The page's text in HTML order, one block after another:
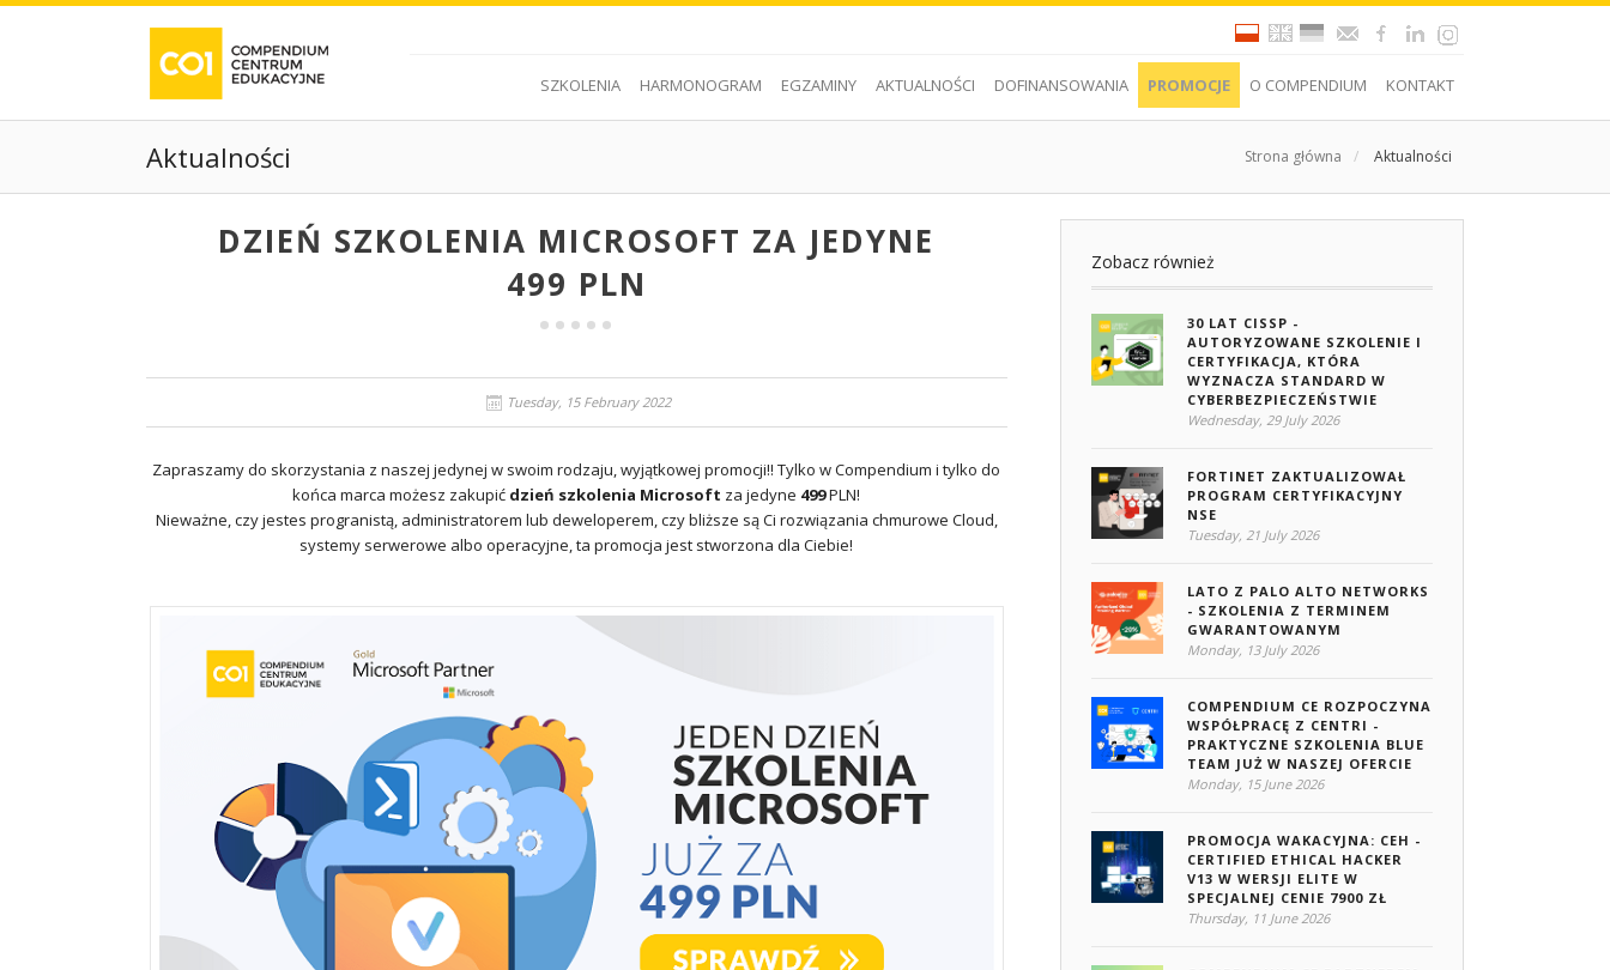
SZKOLENIA HARMONOGRAM EGZAMINY AKTUALNOŚCI DOFINANSOWANIA PROMOCJE O COMPENDIUM KONTAKT
Aktualności Strona główna / Aktualności
DZIEŃ SZKOLENIA MICROSOFT ZA JEDYNE
499 PLN
Tuesday, 15 February 2022
Zapraszamy do skorzystania z naszej jedynej w swoim rodzaju, wyjątkowej promocji!! Tylko w Compendium i tylko do
końca marca możesz zakupić dzień szkolenia Microsoft za jedyne 499PLN!
Nieważne, czy jestes progranistą, administratorem lub deweloperem, czy bliższe są Ci rozwiązania chmurowe Cloud,
systemy serwerowe albo operacyjne, ta promocja jest stworzona dla Ciebie!
Zobacz również
30 LAT CISSP -
AUTORYZOWANE SZKOLENIE I
CERTYFIKACJA, KTÓRA
WYZNACZA STANDARD W
CYBERBEZPIECZEŃSTWIE
Wednesday, 29 July 2026
FORTINET ZAKTUALIZOWAŁ
PROGRAM CERTYFIKACYJNY
NSE
Tuesday, 21 July 2026
LATO Z PALO ALTO NETWORKS
- SZKOLENIA Z TERMINEM
GWARANTOWANYM
Monday, 13 July 2026
COMPENDIUM CE ROZPOCZYNA
WSPÓŁPRACĘ Z CENTRI -
PRAKTYCZNE SZKOLENIA BLUE
TEAM JUŻ W NASZEJ OFERCIE
Monday, 15 June 2026
PROMOCJA WAKACYJNA: CEH -
CERTIFIED ETHICAL HACKER
V13 W WERSJI ELITE W
SPECJALNEJ CENIE 7900 ZŁ
Thursday, 11 June 2026